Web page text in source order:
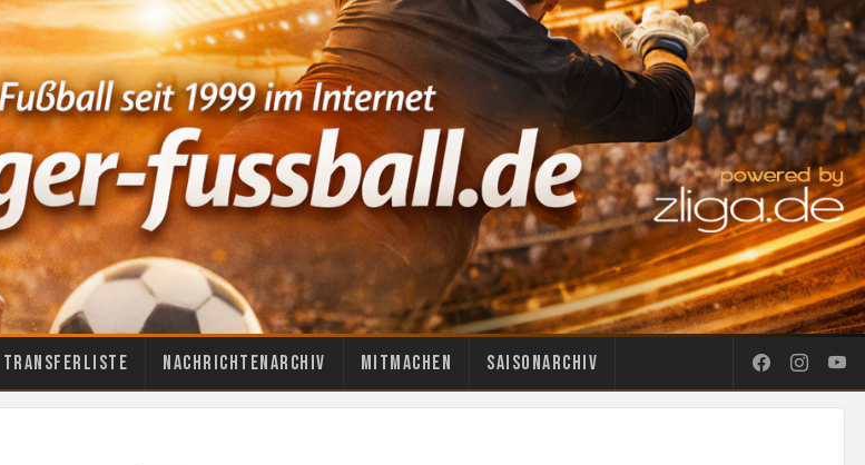
Transferliste Nachrichtenarchiv Mitmachen Saisonarchiv